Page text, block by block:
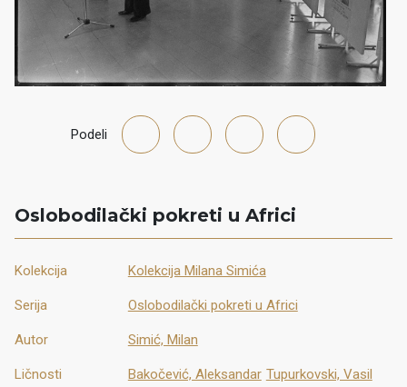
Podeli
Oslobodilački pokreti u Africi
Kolekcija Kolekcija Milana Simića
Serija Oslobodilački pokreti u Africi
Autor Simić, Milan
Ličnosti Bakočević, Aleksandar Tupurkovski, Vasil